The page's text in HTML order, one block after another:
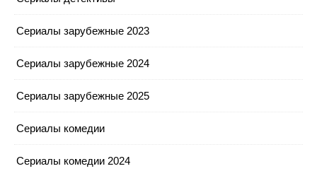
Сериалы зарубежные 2023
Сериалы зарубежные 2024
Сериалы зарубежные 2025
Сериалы комедии
Сериалы комедии 2024